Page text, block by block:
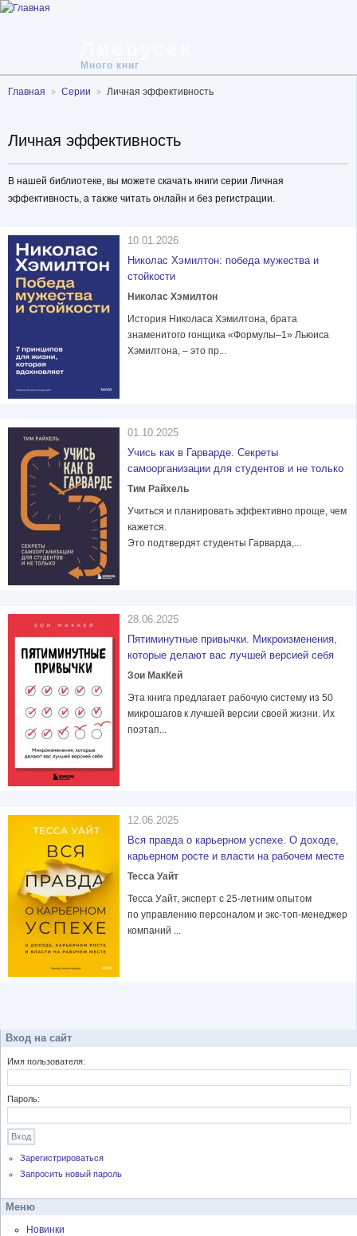
Много книг
Главная Серии Личная эффективность
Личная эффективность
В нашей библиотеке, вы можете скачать книги серии Личная
эффективность, а также читать онлайн и без регистрации.
10.01.2026
Николас Хэмилтон: победа мужества и
стойкости
Николас Хэмилтон
История Николаса Хэмилтона, брата
знаменитого гонщика «Формулы–1» Льюиса
Хэмилтона, – это пр...
01.10.2025
Учись как в Гарварде. Секреты
самоорганизации для студентов и не только
Тим Райхель
Учиться и планировать эффективно проще, чем
кажется.
Это подтвердят студенты Гарварда,...
28.06.2025
Пятиминутные привычки. Микроизменения,
которые делают вас лучшей версией себя
Зои МакКей
Эта книга предлагает рабочую систему из 50
микрошагов к лучшей версии своей жизни. Их
поэтап...
12.06.2025
Вся правда о карьерном успехе. О доходе,
карьерном росте и власти на рабочем месте
Тесса Уайт
Тесса Уайт, эксперт с 25-летним опытом
по управлению персоналом и экс-топ-менеджер
компаний ...
Вход на сайт
Имя пользователя:
Пароль:
Зарегистрироваться
Запросить новый пароль
Меню
Новинки